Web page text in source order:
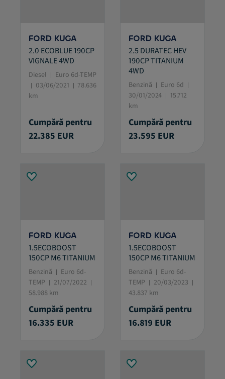
FORD KUGA
2.0 ECOBLUE 190CP
VIGNALE 4WD
Diesel
Euro 6d-TEMP
03/06/2021
78.636
km
Cumpără pentru
22.385 EUR
FORD KUGA
2.5 DURATEC HEV
190CP TITANIUM
4WD
Benzină
Euro 6d
30/01/2024
15.712
km
Cumpără pentru
23.595 EUR
FORD KUGA
1.5ECOBOOST
150CP M6 TITANIUM
Benzină
Euro 6d-
TEMP
21/07/2022
58.988 km
Cumpără pentru
16.335 EUR
FORD KUGA
1.5ECOBOOST
150CP M6 TITANIUM
Benzină
Euro 6d-
TEMP
20/03/2023
43.837 km
Cumpără pentru
16.819 EUR